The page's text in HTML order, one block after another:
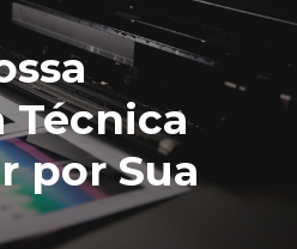
Técnica
por Sua